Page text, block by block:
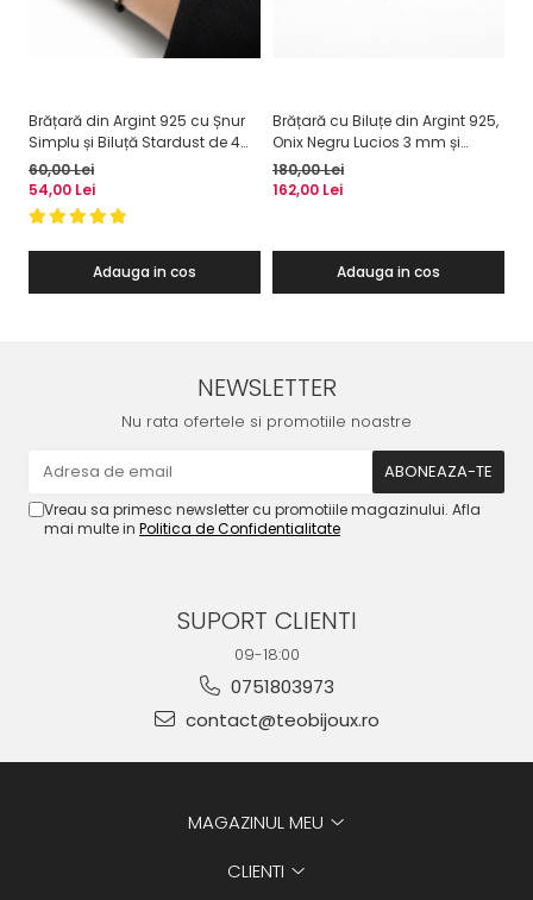
Brățară din Argint 925 cu Șnur
Simplu și Biluță Stardust de 4
mm
60,00 Lei
54,00 Lei
Adauga in cos
Brățară cu Biluțe din Argint 925,
Onix Negru Lucios 3 mm și
Cruciuliță din Argint – Forță
Interioară și Protecție
180,00 Lei
162,00 Lei
Adauga in cos
NEWSLETTER
Nu rata ofertele si promotiile noastre
Vreau sa primesc newsletter cu promotiile magazinului. Afla
mai multe in Politica de Confidentialitate
SUPORT CLIENTI
09-18:00
0751803973
contact@teobijoux.ro
MAGAZINUL MEU
CLIENTI